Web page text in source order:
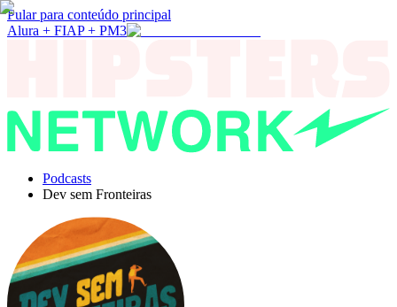
Pular para conteúdo principal
Alura + FIAP + PM3
Podcasts
Dev sem Fronteiras